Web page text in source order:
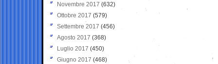
Novembre 2017 (632)
Ottobre 2017 (579)
Settembre 2017 (456)
Agosto 2017 (368)
Luglio 2017 (450)
Giugno 2017 (468)